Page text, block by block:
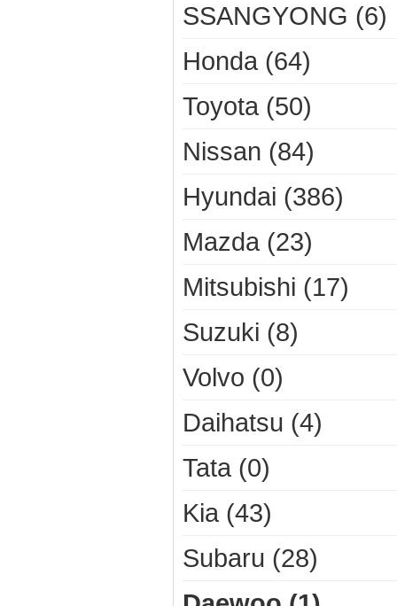
SSANGYONG (6)
Honda (64)
Toyota (50)
Nissan (84)
Hyundai (386)
Mazda (23)
Mitsubishi (17)
Suzuki (8)
Volvo (0)
Daihatsu (4)
Tata (0)
Kia (43)
Subaru (28)